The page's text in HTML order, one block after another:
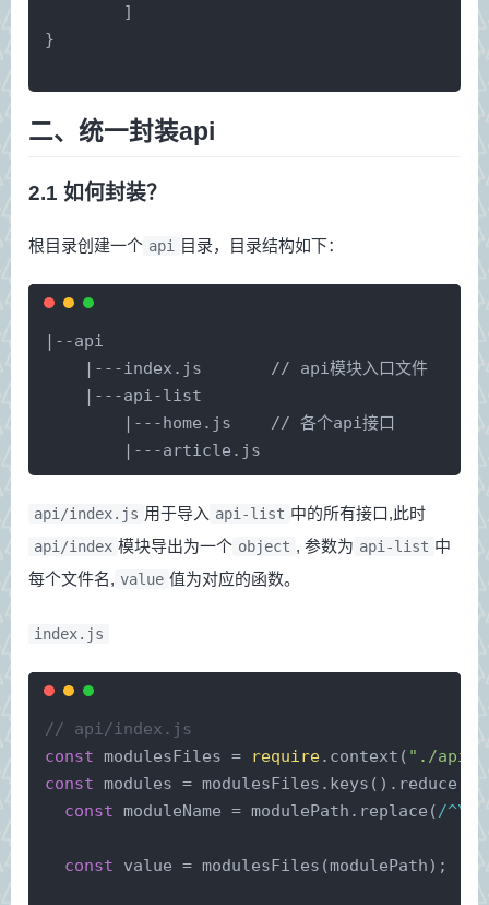
	]
}
二、统一封装api
2.1 如何封装？
根目录创建一个 api 目录，目录结构如下：
|--api
    |---index.js       // api模块入口文件
    |---api-list
    	|---home.js    // 各个api接口
    	|---article.js
api/index.js 用于导入 api-list 中的所有接口,此时
api/index 模块导出为一个 object , 参数为 api-list 中
每个文件名, value 值为对应的函数。
index.js
// api/index.js
const modulesFiles = require.context( "./api-
const modules = modulesFiles.keys().reduce(
const moduleName = modulePath.replace(/
const value = modulesFiles(modulePath);